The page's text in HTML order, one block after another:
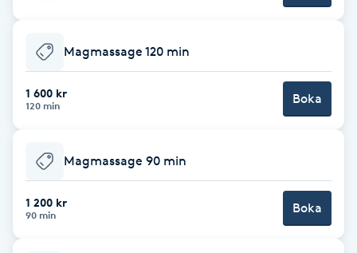
Friskvård
Friskvårdsmassage
Frisör
Funktionsanalys
Färgning
Magmassage 120 min
1 600 kr
120 min Boka
Magmassage 90 min
1 200 kr
90 min Boka